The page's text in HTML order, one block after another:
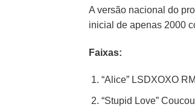
A versão nacional do
inicial de apenas 2000
Faixas:
“Alice” LSDXOXO
“Stupid Love”